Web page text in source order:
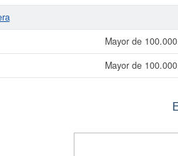
Mayor de
Mayor de